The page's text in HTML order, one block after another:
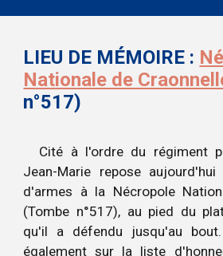
LIEU DE MÉMOIRE :
Nationale de
n°517)
Cité à l'ordre du régiment
Jean-Marie repose
d'armes à la Nécropole
(Tombe n°517), au pied du
qu'il a défendu jusqu'au
également sur la liste